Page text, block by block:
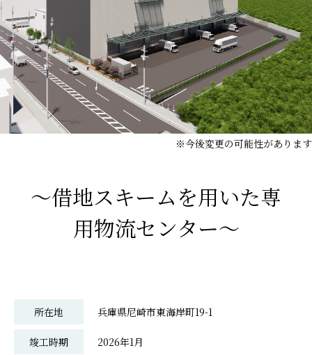
※今後変更の可能性があります
～借地スキームを用いた専
用物流センター～
所在地 兵庫県尼崎市東海岸町19-1
竣工時期 2026年1月